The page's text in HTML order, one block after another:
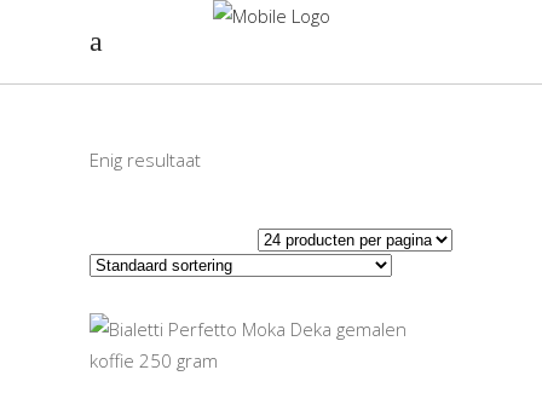
Enig resultaat
WINKELWAGEN